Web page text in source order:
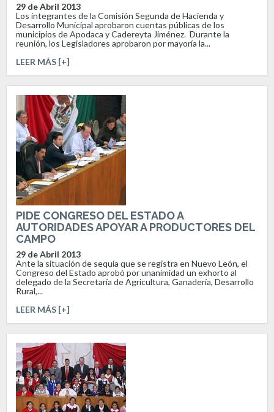
29 de Abril 2013
Los integrantes de la Comisión Segunda de Hacienda y
Desarrollo Municipal aprobaron cuentas públicas de los
municipios de Apodaca y Cadereyta Jiménez. Durante la
reunión, los Legisladores aprobaron por mayoría la...
LEER MÁS [+]
PIDE CONGRESO DEL ESTADO A
AUTORIDADES APOYAR A PRODUCTORES DEL
CAMPO
29 de Abril 2013
Ante la situación de sequía que se registra en Nuevo León, el
Congreso del Estado aprobó por unanimidad un exhorto al
delegado de la Secretaría de Agricultura, Ganadería, Desarrollo
Rural,...
LEER MÁS [+]